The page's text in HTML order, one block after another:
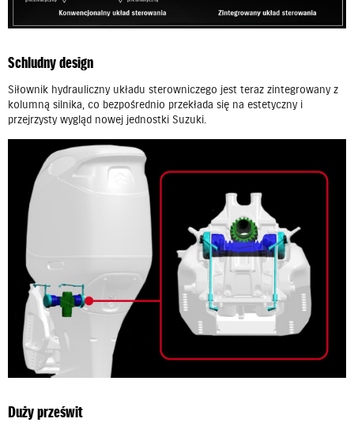
Schludny design
Siłownik hydrauliczny układu sterowniczego jest teraz zintegrowany z
kolumną silnika, co bezpośrednio przekłada się na estetyczny i
przejrzysty wygląd nowej jednostki Suzuki.
Duży prześwit